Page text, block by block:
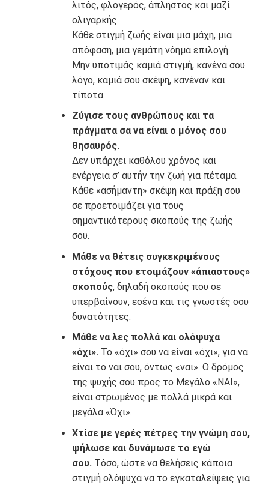
λιτός, φλογερός, άπληστος και μαζί
ολιγαρκής.
Κάθε στιγμή ζωής είναι μια μάχη, μια
απόφαση, μια γεμάτη νόημα επιλογή.
Μην υποτιμάς καμιά στιγμή, κανένα σου
λόγο, καμιά σου σκέψη, κανέναν και
τίποτα.
Ζύγισε τους ανθρώπους και τα
πράγματα σα να είναι ο μόνος σου
θησαυρός.
Δεν υπάρχει καθόλου χρόνος και
ενέργεια σ’ αυτήν την ζωή για πέταμα.
Κάθε «ασήμαντη» σκέψη και πράξη σου
σε προετοιμάζει για τους
σημαντικότερους σκοπούς της ζωής
σου.
Μάθε να θέτεις συγκεκριμένους
στόχους που ετοιμάζουν «άπιαστους»
σκοπούς, δηλαδή σκοπούς που σε
υπερβαίνουν, εσένα και τις γνωστές σου
δυνατότητες.
Μάθε να λες πολλά και ολόψυχα
«όχι».Το «όχι» σου να είναι «όχι», για να
είναι το ναι σου, όντως «ναι». Ο δρόμος
της ψυχής σου προς το Μεγάλο «ΝΑΙ»,
είναι στρωμένος με πολλά μικρά και
μεγάλα «Όχι».
Χτίσε με γερές πέτρες την γνώμη σου,
ψήλωσε και δυνάμωσε το εγώ
σου.Τόσο, ώστε να θελήσεις κάποια
στιγμή ολόψυχα να το εγκαταλείψεις για